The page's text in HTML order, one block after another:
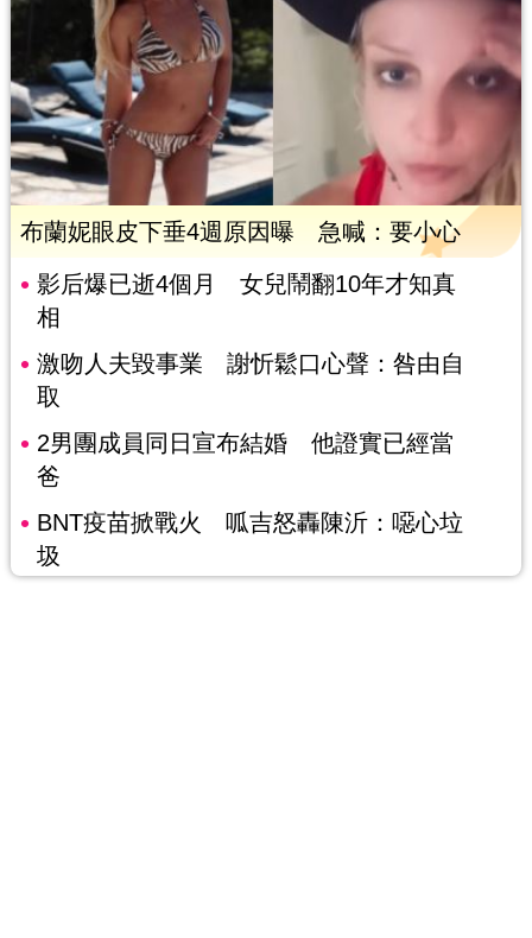
布蘭妮眼皮下垂4週原因曝 急喊：要小心
影后爆已逝4個月 女兒鬧翻10年才知真
相
激吻人夫毀事業 謝忻鬆口心聲：咎由自
取
2男團成員同日宣布結婚 他證實已經當
爸
BNT疫苗掀戰火 呱吉怒轟陳沂：噁心垃
圾